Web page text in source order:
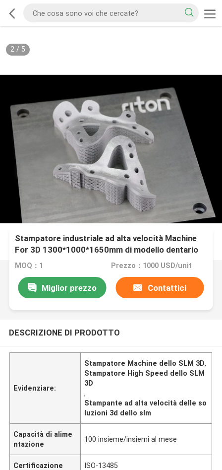
2/ 5
Stampatore industriale ad alta velocità Machine
For 3D 1300*1000*1650mm di modello dentario
dello SLM 3D
MOQ：1 Prezzo：1000 USD/unit
Miglior prezzo Contattici
DESCRIZIONE DI PRODOTTO
Evidenziare:
Stampatore Machine dello SLM 3D,
Stampatore High Speed dello SLM
3D
,
Stampante ad alta velocità delle so
luzioni 3d dello slm
Capacità di alime
ntazione
100 insieme/insiemi al mese
Certificazione ISO-13485